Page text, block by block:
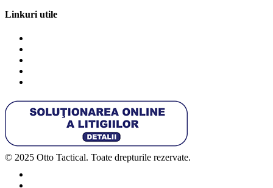
Linkuri utile
© 2025 Otto Tactical. Toate drepturile rezervate.